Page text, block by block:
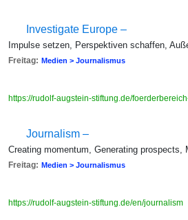
Investigate Europe –
Impulse setzen, Perspektiven schaffen,
Freitag: Medien > Journalismus
https://rudolf-augstein-stiftung.de/
Journalism –
Creating momentum, Generating prospects,
Freitag: Medien > Journalismus
https://rudolf-augstein-stiftung.de/en/journalism